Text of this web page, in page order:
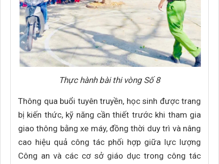
Thực hành bài thi vòng Số 8
Thông qua buổi tuyên truyền, học sinh được trang
bị kiến thức, kỹ năng cần thiết trước khi tham gia
giao thông bằng xe máy, đồng thời duy trì và nâng
cao hiệu quả công tác phối hợp giữa lực lượng
Công an và các cơ sở giáo dục trong công tác